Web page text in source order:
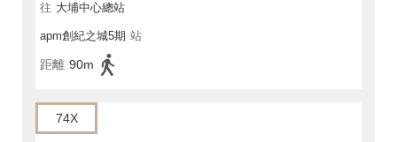
往 大埔中心總站
apm創紀之城5期 站
距離 90m
74X